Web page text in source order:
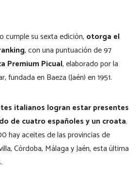
cumple su sexta edición, otorga el
, con una puntuación de 97
Premium Picual, elaborado por la
fundada en Baeza (Jaén) en 1951.
italianos logran estar presentes
de cuatro españoles y un croata.
hay aceites de las provincias de
Córdoba, Málaga y Jaén, esta última